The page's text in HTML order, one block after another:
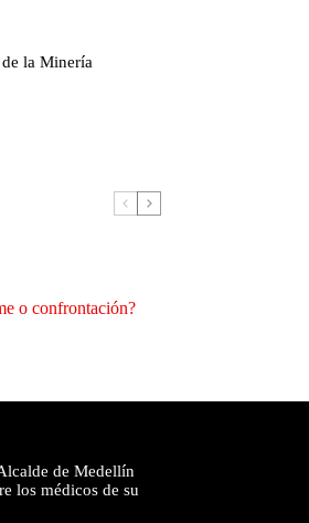
la Minería
o confrontación?
de Medellín
los médicos de su